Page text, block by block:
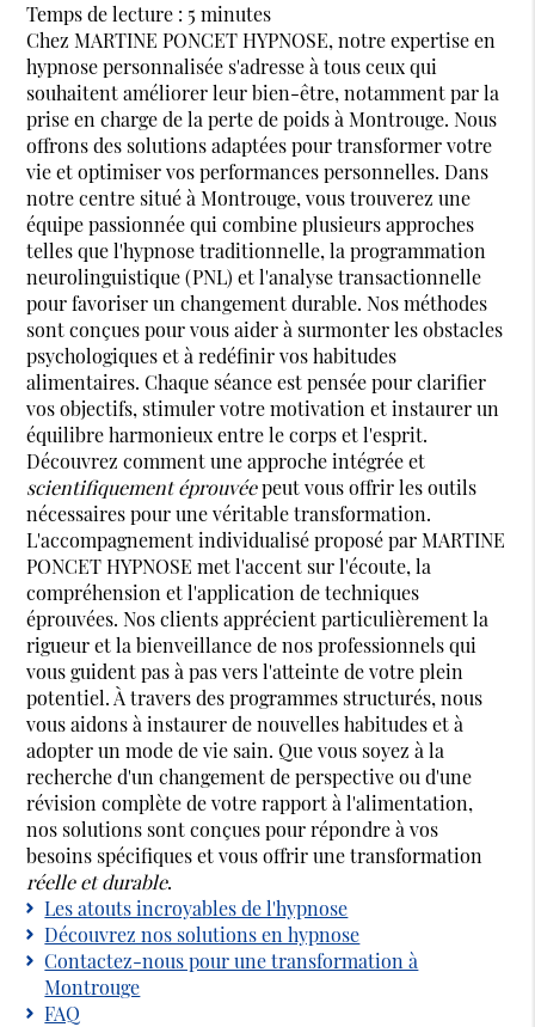
Temps de lecture : 5 minutes
Chez MARTINE PONCET HYPNOSE, notre expertise en
hypnose personnalisée s'adresse à tous ceux qui
souhaitent améliorer leur bien-être, notamment par la
prise en charge de la perte de poids à Montrouge. Nous
offrons des solutions adaptées pour transformer votre
vie et optimiser vos performances personnelles. Dans
notre centre situé à Montrouge, vous trouverez une
équipe passionnée qui combine plusieurs approches
telles que l'hypnose traditionnelle, la programmation
neurolinguistique (PNL) et l'analyse transactionnelle
pour favoriser un changement durable. Nos méthodes
sont conçues pour vous aider à surmonter les obstacles
psychologiques et à redéfinir vos habitudes
alimentaires. Chaque séance est pensée pour clarifier
vos objectifs, stimuler votre motivation et instaurer un
équilibre harmonieux entre le corps et l'esprit.
Découvrez comment une approche intégrée et
scientifiquement éprouvéepeut vous offrir les outils
nécessaires pour une véritable transformation.
L'accompagnement individualisé proposé par MARTINE
PONCET HYPNOSE met l'accent sur l'écoute, la
compréhension et l'application de techniques
éprouvées. Nos clients apprécient particulièrement la
rigueur et la bienveillance de nos professionnels qui
vous guident pas à pas vers l'atteinte de votre plein
potentiel. À travers des programmes structurés, nous
vous aidons à instaurer de nouvelles habitudes et à
adopter un mode de vie sain. Que vous soyez à la
recherche d'un changement de perspective ou d'une
révision complète de votre rapport à l'alimentation,
nos solutions sont conçues pour répondre à vos
besoins spécifiques et vous offrir une transformation
réelle et durable.
Les atouts incroyables de l'hypnose
Découvrez nos solutions en hypnose
Contactez-nous pour une transformation à
Montrouge
FAQ